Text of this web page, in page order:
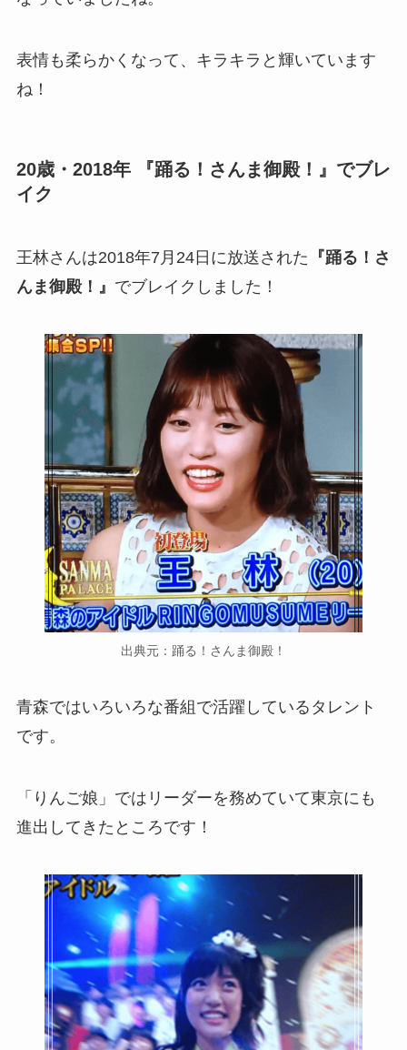
表情も柔らかくなって、キラキラと輝いています
ね！
20歳・2018年 『踊る！さんま御殿！』でブレ
イク
王林さんは2018年7月24日に放送された 『踊る！さ
んま御殿！』 でブレイクしました！
出典元：踊る！さんま御殿！
青森ではいろいろな番組で活躍しているタレント
です。
「りんご娘」ではリーダーを務めていて東京にも
進出してきたところです！